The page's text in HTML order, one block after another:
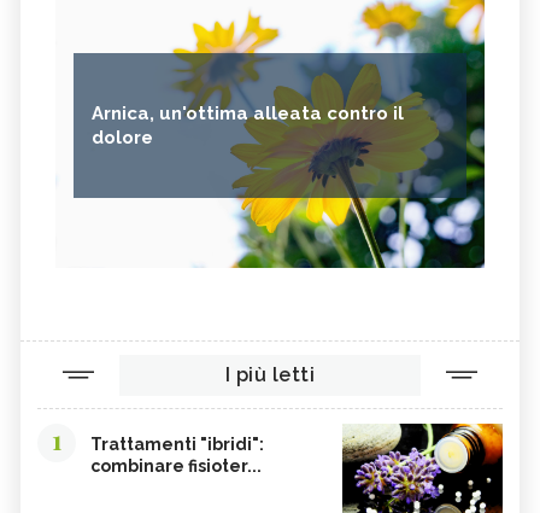
Arnica, un'ottima alleata contro il
dolore
I più letti
1
Trattamenti "ibridi":
combinare fisioter...